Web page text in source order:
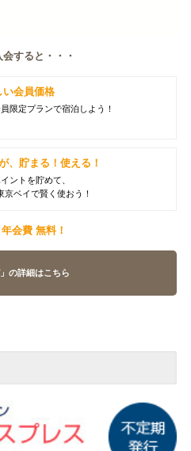
すると・・・
い会員価格
限定プランで宿泊しよう！
、貯まる！使える！
ントを貯めて、
京ベイで賢く使おう！
会費 無料！
」の詳細はこちら